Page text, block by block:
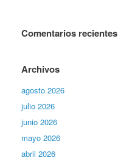
Comentarios recientes
Archivos
agosto 2026
julio 2026
junio 2026
mayo 2026
abril 2026